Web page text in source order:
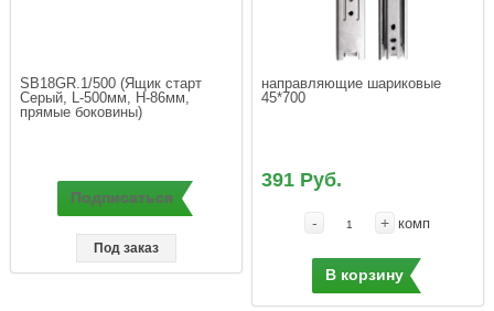
SB18GR.1/500 (Ящик старт
Cерый, L-500мм, H-86мм,
Подписаться
Под заказ
направляющие шариковые
391 Руб.
- + комп
В корзину